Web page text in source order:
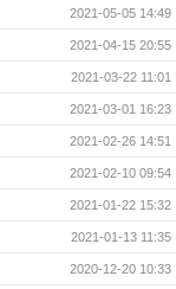
2021-05-05 14:49
2021-04-15 20:55
2021-03-22 11:01
2021-03-01 16:23
2021-02-26 14:51
2021-02-10 09:54
2021-01-22 15:32
2021-01-13 11:35
2020-12-20 10:33